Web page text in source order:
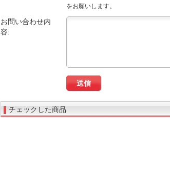
をお願いします。
お問い合わせ内
容:
チェックした商品